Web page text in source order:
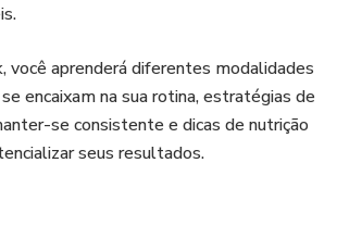
você aprenderá diferentes modalidades
encaixam na sua rotina, estratégias de
se consistente e dicas de nutrição
seus resultados.